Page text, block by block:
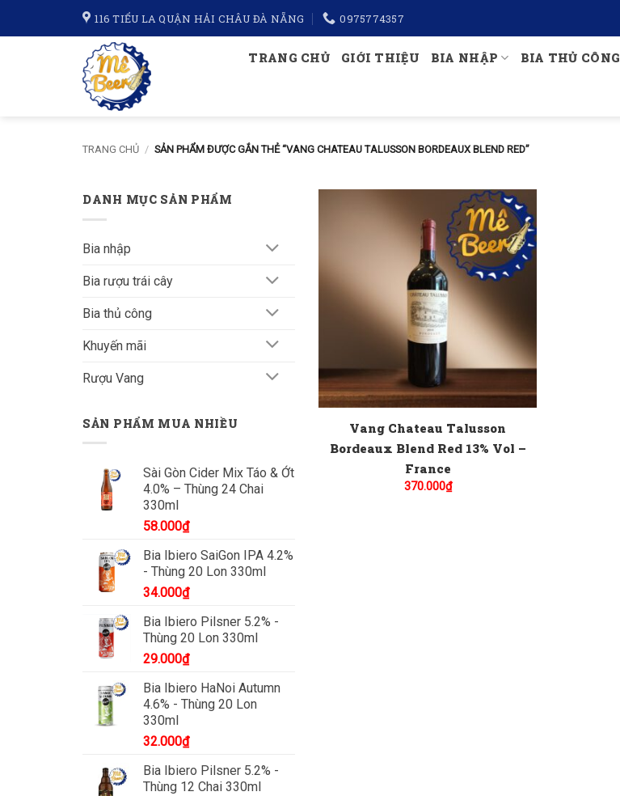
116 TIỂU LA QUẬN HẢI CHÂU ĐÀ NẴNG 0975774357
TRANG CHỦ GIỚI THIỆU BIA NHẬP BIA THỦ CÔNG
TRANG CHỦ / SẢN PHẨM ĐƯỢC GẮN THẺ “VANG CHATEAU TALUSSON BORDEAUX BLEND RED”
DANH MỤC SẢN PHẨM
Bia nhập
Bia rượu trái cây
Bia thủ công
Khuyến mãi
Rượu Vang
SẢN PHẨM MUA NHIỀU
Sài Gòn Cider Mix Táo & Ớt
4.0% – Thùng 24 Chai
330ml
58.000₫
Bia Ibiero SaiGon IPA 4.2%
- Thùng 20 Lon 330ml
34.000₫
Bia Ibiero Pilsner 5.2% -
Thùng 20 Lon 330ml
29.000₫
Bia Ibiero HaNoi Autumn
4.6% - Thùng 20 Lon
330ml
32.000₫
Bia Ibiero Pilsner 5.2% -
Thùng 12 Chai 330ml
Vang Chateau Talusson
Bordeaux Blend Red 13% Vol –
France
370.000₫